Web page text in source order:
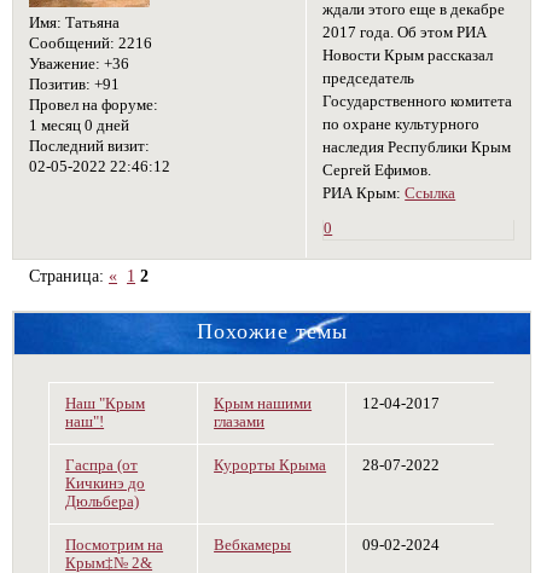
Имя: Татьяна
Сообщений: 2216
Уважение: +36
Позитив: +91
Провел на форуме:
1 месяц 0 дней
Последний визит:
02-05-2022 22:46:12
ждали этого еще в декабре
2017 года. Об этом РИА
Новости Крым рассказал
председатель
Государственного комитета
по охране культурного
наследия Республики Крым
Сергей Ефимов.
РИА Крым:Ссылка
0
Страница:« 1 2
Похожие темы
Наш "Крым
наш"!
Крым нашими
глазами
12-04-2017
Гаспра (от
Кичкинэ до
Дюльбера)
Курорты Крыма 28-07-2022
Посмотрим на
Крым‡№ 2&
Вебкамеры 09-02-2024